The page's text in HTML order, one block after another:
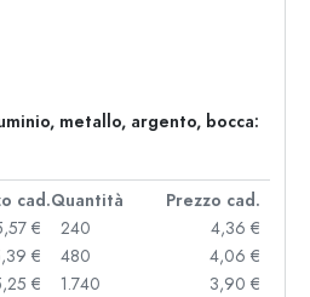
metallo, argento, bocca:
cad.Quantità
Prezzo cad.
€
€
€
240
4,36 €
480
4,06 €
1.740
3,90 €